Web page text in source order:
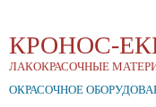
КРОНОС-
ЛАКОКРАСОЧНЫЕ
ОКРАСОЧНОЕ